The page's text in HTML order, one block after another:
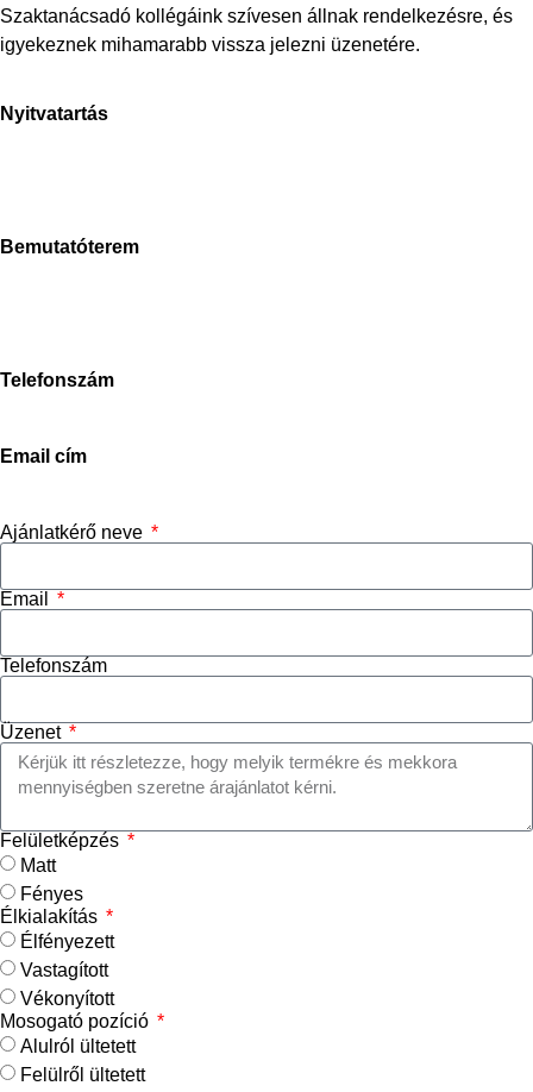
Szaktanácsadó kollégáink szívesen állnak rendelkezésre, és
igyekeznek mihamarabb vissza jelezni üzenetére.
Nyitvatartás
Bemutatóterem
Telefonszám
Email cím
Ajánlatkérő neve
Email
Telefonszám
Üzenet
Felületképzés
Matt
Fényes
Élkialakítás
Élfényezett
Vastagított
Vékonyított
Mosogató pozíció
Alulról ültetett
Felülről ültetett